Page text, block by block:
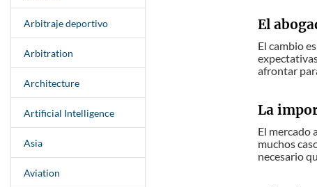
Arbitraje deportivo
Arbitration
Architecture
Artificial Intelligence
Asia
Aviation
El
El cambio
afrontar
La
El mercado
muchos
necesario